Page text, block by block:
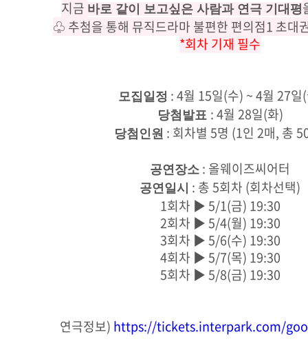
지금 바로 같이 보고싶은 사람과 연극 기대평
♧ 추첨을 통해 뮤직드라마 불편한 편의점1 초대
*회차 기재 필수
모집일정 : 4월 15일(수) ~ 4월 27일
당첨발표 : 4월 28일(화)
당첨인원 : 회차별 5명 (1인 2매, 총
공연장소 : 올웨이즈씨어터
공연일시 : 총 5회차 (회차선택)
1회차 ▶ 5/1(금) 19:30
2회차 ▶ 5/4(월) 19:30
3회차 ▶ 5/6(수) 19:30
4회차 ▶ 5/7(목) 19:30
5회차 ▶ 5/8(금) 19:30
연극정보) https://tickets.interpark.com/